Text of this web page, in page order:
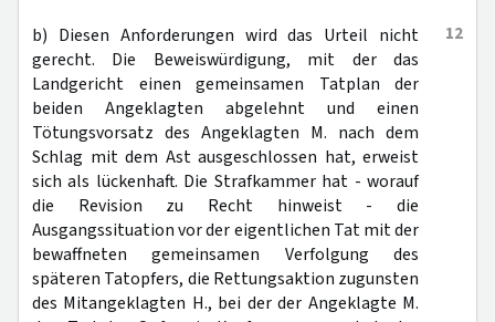
12
b) Diesen Anforderungen wird das Urteil nicht
gerecht. Die Beweiswürdigung, mit der das
Landgericht einen gemeinsamen Tatplan der
beiden Angeklagten abgelehnt und einen
Tötungsvorsatz des Angeklagten M. nach dem
Schlag mit dem Ast ausgeschlossen hat, erweist
sich als lückenhaft. Die Strafkammer hat - worauf
die Revision zu Recht hinweist - die
Ausgangssituation vor der eigentlichen Tat mit der
bewaffneten gemeinsamen Verfolgung des
späteren Tatopfers, die Rettungsaktion zugunsten
des Mitangeklagten H., bei der der Angeklagte M.